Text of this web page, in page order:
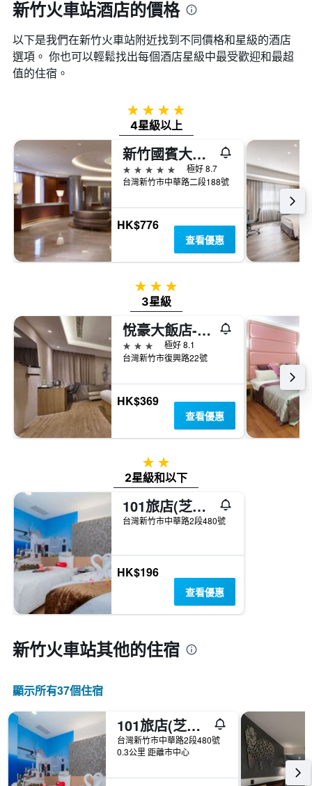
新竹火車站酒店的價格
以下是我們在新竹火車站​附近找到不同價格和星級的酒店
選項。 你也可以輕鬆找出每個酒店星級中最受歡迎和最超
值的住宿。
4星級
4星級以上
新竹國賓大飯店
5星級
極好 8.7
台灣新竹市中華路二段188號
HK$776
查看優惠
3星級
3星級
悅豪大飯店-新竹館
3星級
極好 8.1
台灣新竹市復興路22號
HK$369
查看優惠
2星級
2星級和以下
101旅店(芝蘭賓館)
台灣新竹市中華路2段480號
HK$196
查看優惠
新竹火車站​其他的住宿
顯示所有37​個住宿
101旅店(芝蘭賓館)
台灣新竹市中華路2段480號
0.3公里 距離市中心